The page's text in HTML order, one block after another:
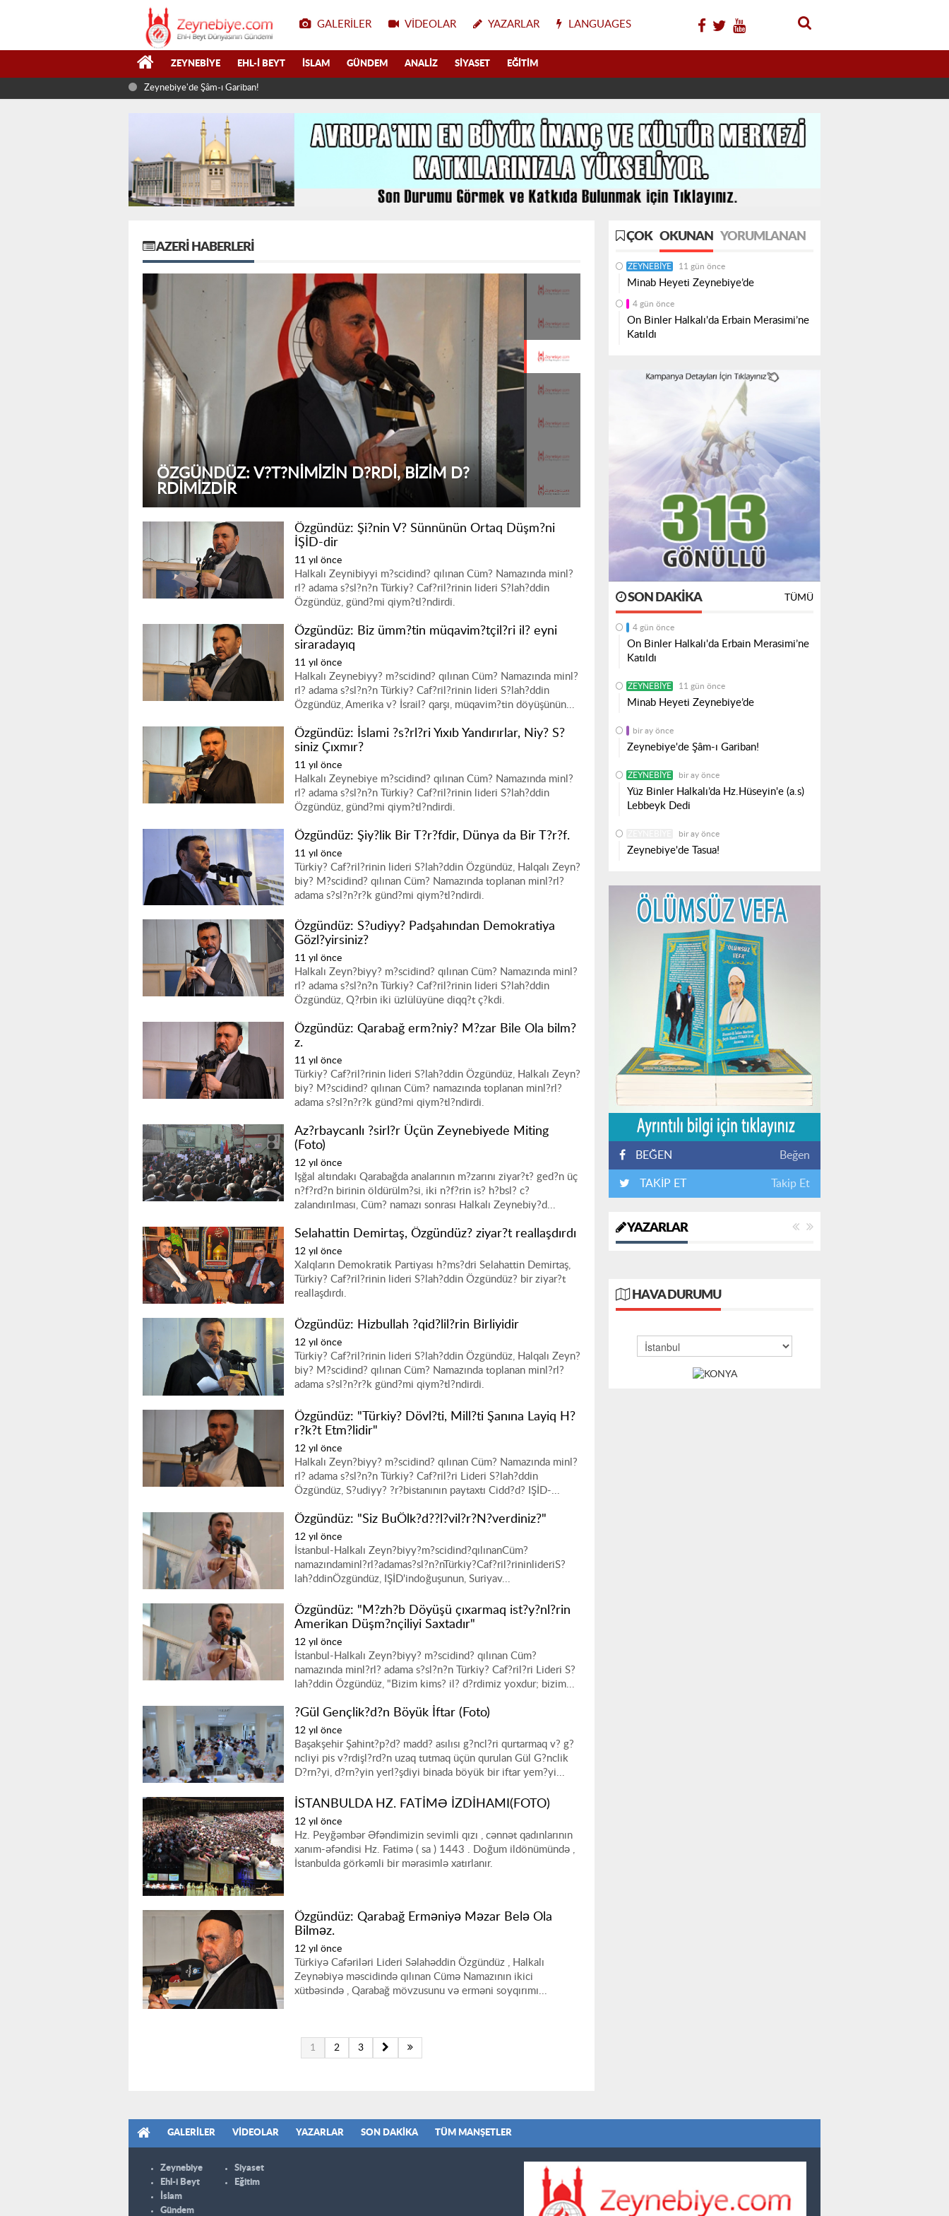
GALERILER VIDEOLAR YAZARLAR LANGUAGES
ZEYNEBIYE EHL-I BEYT İSLAM GÜNDEM ANALIZ SIYASET EĞITIM
Zeynebiye'de Şâm-ı Gariban!
AZERI HABERLERI
ÖZGÜNDÜZ: V?T?NIMIZIN D?RDI, BIZIM D?
RDIMIZDIR
Özgündüz: Şi?nin V? Sünnünün Ortaq Düşm?ni
İŞİD-dir
11 yıl önce
Halkalı Zeynibiyyi m?scidind? qılınan Cüm? Namazında minl?
rl? adama s?sl?n?n Türkiy? Caf?ril?rinin lideri S?lah?ddin
Özgündüz, günd?mi qiym?tl?ndirdi.
Özgündüz: Biz ümm?tin müqavim?tçil?ri il? eyni
siraradayıq
11 yıl önce
Halkalı Zeynebiyy? m?scidind? qılınan Cüm? Namazında minl?
rl? adama s?sl?n?n Türkiy? Caf?ril?rinin lideri S?lah?ddin
Özgündüz, Amerika v? İsrail? qarşı, müqavim?tin döyüşünün...
Özgündüz: İslami ?s?rl?ri Yıxıb Yandırırlar, Niy? S?
siniz Çıxmır?
11 yıl önce
Halkalı Zeynebiye m?scidind? qılınan Cüm? Namazında minl?
rl? adama s?sl?n?n Türkiy? Caf?ril?rinin lideri S?lah?ddin
Özgündüz, günd?mi qiym?tl?ndirdi.
Özgündüz: Şiy?lik Bir T?r?fdir, Dünya da Bir T?r?f.
11 yıl önce
Türkiy? Caf?ril?rinin lideri S?lah?ddin Özgündüz, Halqalı Zeyn?
biy? M?scidind? qılınan Cüm? Namazında toplanan minl?rl?
adama s?sl?n?r?k günd?mi qiym?tl?ndirdi.
Özgündüz: S?udiyy? Padşahından Demokratiya
Gözl?yirsiniz?
11 yıl önce
Halkalı Zeyn?biyy? m?scidind? qılınan Cüm? Namazında minl?
rl? adama s?sl?n?n Türkiy? Caf?ril?rinin lideri S?lah?ddin
Özgündüz, Q?rbin iki üzlülüyüne diqq?t ç?kdi.
Özgündüz: Qarabağ erm?niy? M?zar Bile Ola bilm?
z.
11 yıl önce
Türkiy? Caf?ril?rinin lideri S?lah?ddin Özgündüz, Halkalı Zeyn?
biy? M?scidind? qılınan Cüm? namazında toplanan minl?rl?
adama s?sl?n?r?k günd?mi qiym?tl?ndirdi.
Az?rbaycanlı ?sirl?r Üçün Zeynebiyede Miting
(Foto)
12 yıl önce
Işğal altındakı Qarabağda analarının m?zarını ziyar?t? ged?n üç
n?f?rd?n birinin öldürülm?si, iki n?f?rin is? h?bsl? c?
zalandırılması, Cüm? namazı sonrası Halkalı Zeynebiy?d...
Selahattin Demirtaş, Özgündüz? ziyar?t reallaşdırdı
12 yıl önce
Xalqların Demokratik Partiyası h?ms?dri Selahattin Demirtaş,
Türkiy? Caf?ril?rinin lideri S?lah?ddin Özgündüz? bir ziyar?t
reallaşdırdı.
Özgündüz: Hizbullah ?qid?lil?rin Birliyidir
12 yıl önce
Türkiy? Caf?ril?rinin lideri S?lah?ddin Özgündüz, Halqalı Zeyn?
biy? M?scidind? qılınan Cüm? Namazında toplanan minl?rl?
adama s?sl?n?r?k günd?mi qiym?tl?ndirdi.
Özgündüz: "Türkiy? Dövl?ti, Mill?ti Şanına Layiq H?
r?k?t Etm?lidir"
12 yıl önce
Halkalı Zeyn?biyy? m?scidind? qılınan Cüm? Namazında minl?
rl? adama s?sl?n?n Türkiy? Caf?ril?ri Lideri S?lah?ddin
Özgündüz, S?udiyy? ?r?bistanının paytaxtı Cidd?d? IŞİD-...
Özgündüz: "Siz BuÖlk?d??l?vil?r?N?verdiniz?"
12 yıl önce
İstanbul-Halkalı Zeyn?biyy?m?scidind?qılınanCüm?
namazındaminl?rl?adamas?sl?n?nTürkiy?Caf?ril?rininlideriS?
lah?ddinÖzgündüz, IŞİD'indoğuşunun, Suriyav...
Özgündüz: "M?zh?b Döyüşü çıxarmaq ist?y?nl?rin
Amerikan Düşm?nçiliyi Saxtadır"
12 yıl önce
İstanbul-Halkalı Zeyn?biyy? m?scidind? qılınan Cüm?
namazında minl?rl? adama s?sl?n?n Türkiy? Caf?ril?ri Lideri S?
lah?ddin Özgündüz, "Bizim kims? il? d?rdimiz yoxdur; bizim...
?Gül Gençlik?d?n Böyük İftar (Foto)
12 yıl önce
Başakşehir Şahint?p?d? madd? asılısı g?ncl?ri qurtarmaq v? g?
ncliyi pis v?rdişl?rd?n uzaq tutmaq üçün qurulan Gül G?nclik
D?rn?yi, d?rn?yin yerl?şdiyi binada böyük bir iftar yem?yi...
İSTANBULDA HZ. FATİMƏ İZDİHAMI(FOTO)
12 yıl önce
Hz. Peyğəmbər Əfəndimizin sevimli qızı , cənnət qadınlarının
xanım-əfəndisi Hz. Fatimə ( sa ) 1443 . Doğum ildönümündə ,
İstanbulda görkəmli bir mərasimlə xatırlanır.
Özgündüz: Qarabağ Erməniyə Məzar Belə Ola
Bilməz.
12 yıl önce
Türkiyə Cafəriləri Lideri Səlahəddin Özgündüz , Halkalı
Zeynəbiyə məscidində qılınan Cümə Namazının ikici
xütbəsində , Qarabağ mövzusunu və erməni soyqırımı...
1 2 3
ÇOK OKUNAN YORUMLANAN
ZEYNEBIYE 11 gün önce
Minab Heyeti Zeynebiye’de
4 gün önce
On Binler Halkalı'da Erbain Merasimi’ne
Katıldı
SON DAKIKA TÜMÜ
4 gün önce
On Binler Halkalı'da Erbain Merasimi’ne
Katıldı
ZEYNEBIYE 11 gün önce
Minab Heyeti Zeynebiye’de
bir ay önce
Zeynebiye'de Şâm-ı Gariban!
ZEYNEBIYE bir ay önce
Yüz Binler Halkalı’da Hz.Hüseyin'e (a.s)
Lebbeyk Dedi
bir ay önce
Zeynebiye'de Tasua!
BEĞEN Beğen
TAKİP ET Takip Et
YAZARLAR
HAVA DURUMU
GALERILER VIDEOLAR YAZARLAR SON DAKIKA TÜM MANŞETLER
Zeynebiye
Ehl-i Beyt
İslam
Gündem
Siyaset
Eğitim